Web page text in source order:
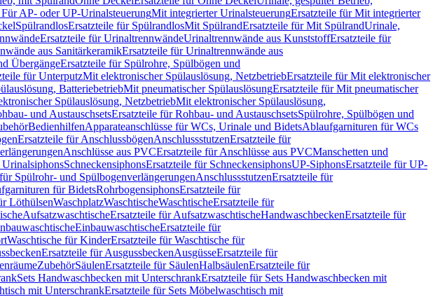
AP- oder UP-UrinalsteuerungMit integrierter UrinalsteuerungErsatzteile für Mit integrierter
SpülrandlosErsatzteile für SpülrandlosMit SpülrandErsatzteile für Mit SpülrandUrinale,
Ersatzteile für UrinaltrennwändeUrinaltrennwände aus KunststoffErsatzteile für
aus SanitärkeramikErsatzteile für Urinaltrennwände aus
ÜbergängeErsatzteile für Spülrohre, Spülbögen und
für UnterputzMit elektronischer Spülauslösung, NetzbetriebErsatzteile für Mit elektronischer
BatteriebetriebMit pneumatischer SpülauslösungErsatzteile für Mit pneumatischer
Spülauslösung, NetzbetriebMit elektronischer Spülauslösung,
und AustauschsetsErsatzteile für Rohbau- und AustauschsetsSpülrohre, Spülbögen und
BedienhilfenApparateanschlüsse für WCs, Urinale und BidetsAblaufgarnituren für WCs
Ersatzteile für AnschlussbögenAnschlussstutzenErsatzteile für
Anschlüsse aus PVCErsatzteile für Anschlüsse aus PVCManschetten und
SchneckensiphonsErsatzteile für SchneckensiphonsUP-SiphonsErsatzteile für UP-
Spülrohr- und SpülbogenverlängerungenAnschlussstutzenErsatzteile für
für BidetsRohrbogensiphonsErsatzteile für
LöthülsenWaschplatzWaschtischeWaschtischeErsatzteile für
AufsatzwaschtischeErsatzteile für AufsatzwaschtischeHandwaschbeckenErsatzteile für
EinbauwaschtischeErsatzteile für
Waschtische für KinderErsatzteile für Waschtische für
Ersatzteile für AusgussbeckenAusgüsseErsatzteile für
ZubehörSäulenErsatzteile für SäulenHalbsäulenErsatzteile für
Sets Handwaschbecken mit UnterschrankErsatzteile für Sets Handwaschbecken mit
mit UnterschrankErsatzteile für Sets Möbelwaschtisch mit